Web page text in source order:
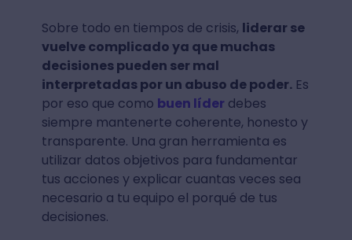
Sobre todo en tiempos de crisis, liderar se
vuelve complicado ya que muchas
decisiones pueden ser mal
interpretadas por un abuso de poder.Es
por eso que como buen líder debes
siempre mantenerte coherente, honesto y
transparente. Una gran herramienta es
utilizar datos objetivos para fundamentar
tus acciones y explicar cuantas veces sea
necesario a tu equipo el porqué de tus
decisiones.